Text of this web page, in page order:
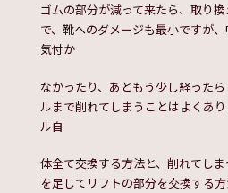
ゴムの部分が減って来たら、取り
で、靴へのダメージも最小ですが
気付か
なかったり、あともう少し経った
ルまで削れてしまうことはよくあ
ル自
体全て交換する方法と、削れてし
を足してリフトの部分を交換する